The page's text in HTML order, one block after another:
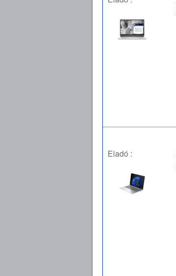
Eladó :